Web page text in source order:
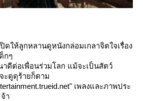
ดให้ลูกหลานดูหนังกล่อมเกลาจิตใจเรื่อง
กๆ
ดีต่อเพื่อนร่วมโลก แม้จะเป็นสัตว์
ะดูดุร้ายก็ตาม
เพลงและภาพประ
า